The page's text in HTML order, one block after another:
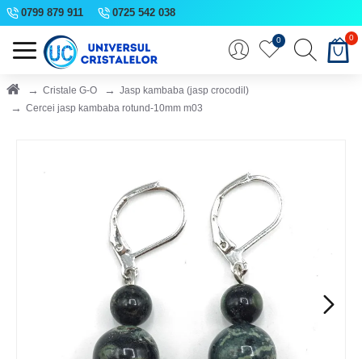
0799 879 911 0725 542 038
0 0
Cristale G-O
Jasp kambaba (jasp crocodil)
Cercei jasp kambaba rotund-10mm m03